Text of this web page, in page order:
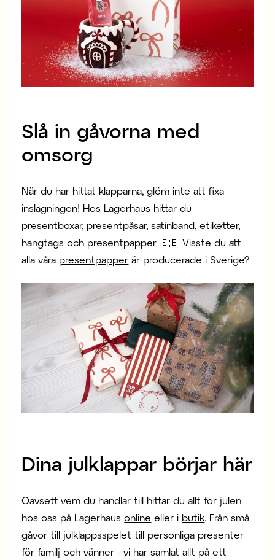
Slå in gåvorna med
omsorg
När du har hittat klapparna, glöm inte att fixa
inslagningen! Hos Lagerhaus hittar du
presentboxar, presentpåsar, satinband, etiketter,
hangtags och presentpapper 🇸🇪 Visste du att
alla våra presentpapper är producerade i Sverige?
Dina julklappar börjar här
Oavsett vem du handlar till hittar du allt för julen
hos oss på Lagerhausonline eller i butik. Från små
gåvor till julklappsspelet till personliga presenter
för familj och vänner - vi har samlat allt på ett